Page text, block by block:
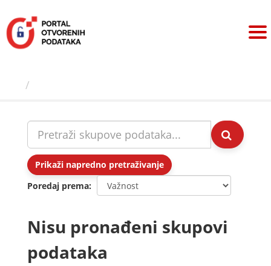
sadržaj
Prikaži napredno pretraživanje
Poredaj prema
Nisu pronađeni skupovi
podataka